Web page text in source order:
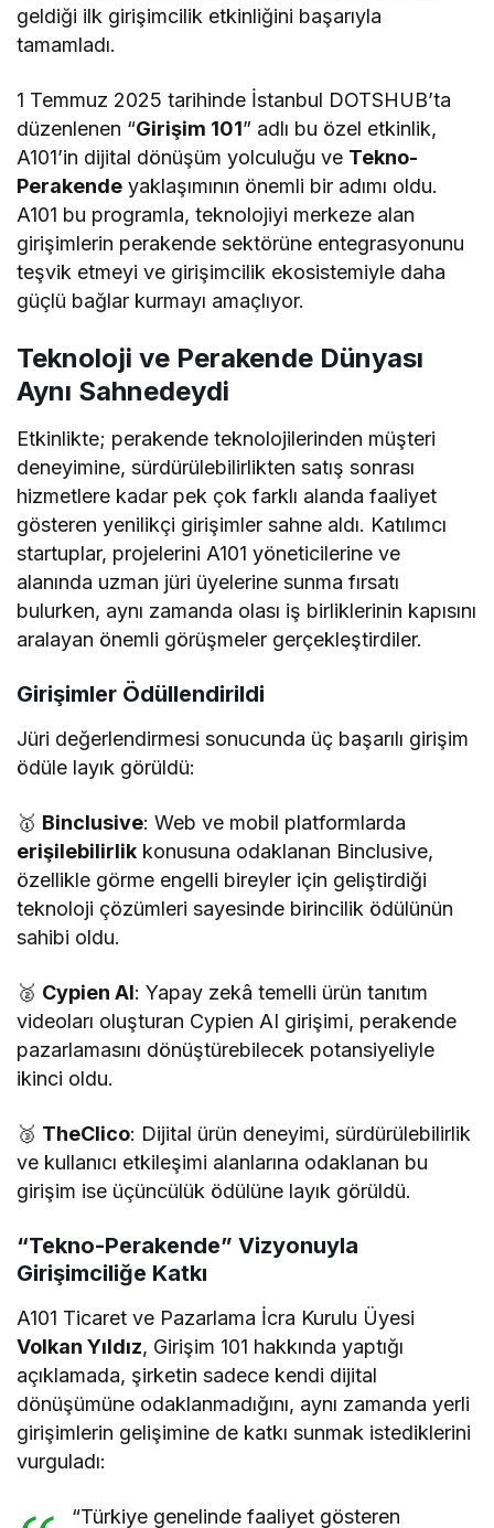
geldiği ilk girişimcilik etkinliğini başarıyla
tamamladı.
1 Temmuz 2025 tarihinde İstanbul DOTSHUB’ta
düzenlenen “Girişim 101” adlı bu özel etkinlik,
A101’in dijital dönüşüm yolculuğu ve Tekno-
Perakende yaklaşımının önemli bir adımı oldu.
A101 bu programla, teknolojiyi merkeze alan
girişimlerin perakende sektörüne entegrasyonunu
teşvik etmeyi ve girişimcilik ekosistemiyle daha
güçlü bağlar kurmayı amaçlıyor.
Teknoloji ve Perakende Dünyası
Aynı Sahnedeydi
Etkinlikte; perakende teknolojilerinden müşteri
deneyimine, sürdürülebilirlikten satış sonrası
hizmetlere kadar pek çok farklı alanda faaliyet
gösteren yenilikçi girişimler sahne aldı. Katılımcı
startuplar, projelerini A101 yöneticilerine ve
alanında uzman jüri üyelerine sunma fırsatı
bulurken, aynı zamanda olası iş birliklerinin kapısını
aralayan önemli görüşmeler gerçekleştirdiler.
Girişimler Ödüllendirildi
Jüri değerlendirmesi sonucunda üç başarılı girişim
ödüle layık görüldü:
🥇 Binclusive: Web ve mobil platformlarda
erişilebilirlik konusuna odaklanan Binclusive,
özellikle görme engelli bireyler için geliştirdiği
teknoloji çözümleri sayesinde birincilik ödülünün
sahibi oldu.
🥈 Cypien AI: Yapay zekâ temelli ürün tanıtım
videoları oluşturan Cypien AI girişimi, perakende
pazarlamasını dönüştürebilecek potansiyeliyle
ikinci oldu.
🥉 TheClico: Dijital ürün deneyimi, sürdürülebilirlik
ve kullanıcı etkileşimi alanlarına odaklanan bu
girişim ise üçüncülük ödülüne layık görüldü.
“Tekno-Perakende” Vizyonuyla
Girişimciliğe Katkı
A101 Ticaret ve Pazarlama İcra Kurulu Üyesi
Volkan Yıldız, Girişim 101 hakkında yaptığı
açıklamada, şirketin sadece kendi dijital
dönüşümüne odaklanmadığını, aynı zamanda yerli
girişimlerin gelişimine de katkı sunmak istediklerini
vurguladı:
“Türkiye genelinde faaliyet gösteren